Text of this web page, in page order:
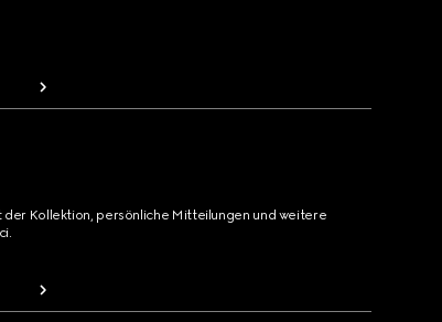
Kollektion, persönliche Mitteilungen und weitere